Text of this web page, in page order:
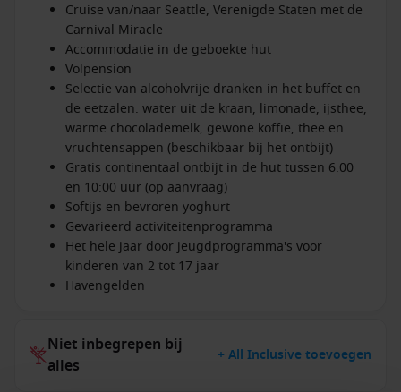
Cruise van/naar Seattle, Verenigde Staten met de
Carnival Miracle
Accommodatie in de geboekte hut
Volpension
Selectie van alcoholvrije dranken in het buffet en
de eetzalen: water uit de kraan, limonade, ijsthee,
warme chocolademelk, gewone koffie, thee en
vruchtensappen (beschikbaar bij het ontbijt)
Gratis continentaal ontbijt in de hut tussen 6:00
en 10:00 uur (op aanvraag)
Softijs en bevroren yoghurt
Gevarieerd activiteitenprogramma
Het hele jaar door jeugdprogramma's voor
kinderen van 2 tot 17 jaar
Havengelden
Niet inbegrepen bij
alles
+ All Inclusive toevoegen